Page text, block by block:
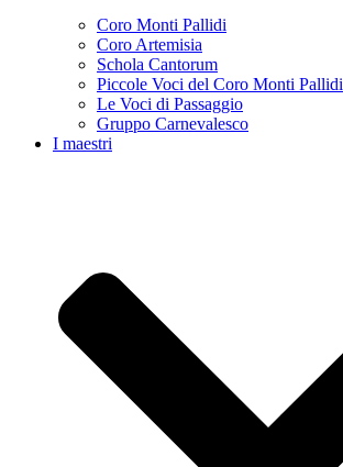
Coro Monti Pallidi
Coro Artemisia
Schola Cantorum
Piccole Voci del Coro Monti Pallidi
Le Voci di Passaggio
Gruppo Carnevalesco
I maestri